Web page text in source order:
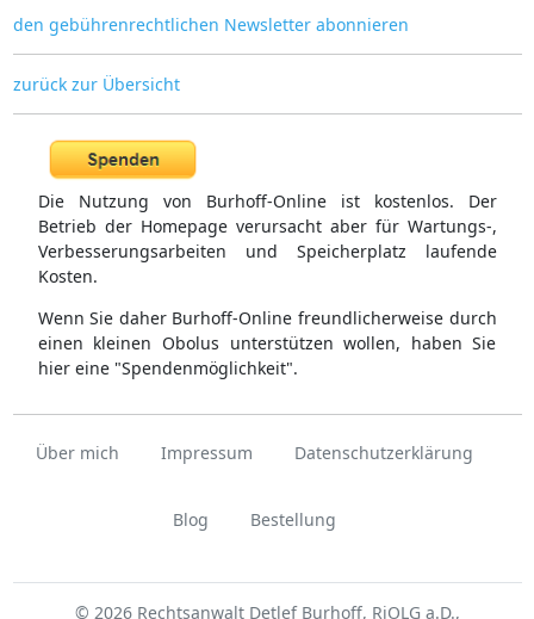
den gebührenrechtlichen Newsletter abonnieren
zurück zur Übersicht
Die Nutzung von Burhoff-Online ist kostenlos. Der
Betrieb der Homepage verursacht aber für Wartungs-,
Verbesserungsarbeiten und Speicherplatz laufende
Kosten.
Wenn Sie daher Burhoff-Online freundlicherweise durch
einen kleinen Obolus unterstützen wollen, haben Sie
hier eine "Spendenmöglichkeit".
Über mich Impressum Datenschutzerklärung
Blog Bestellung
© 2026 Rechtsanwalt Detlef Burhoff, RiOLG a.D.,